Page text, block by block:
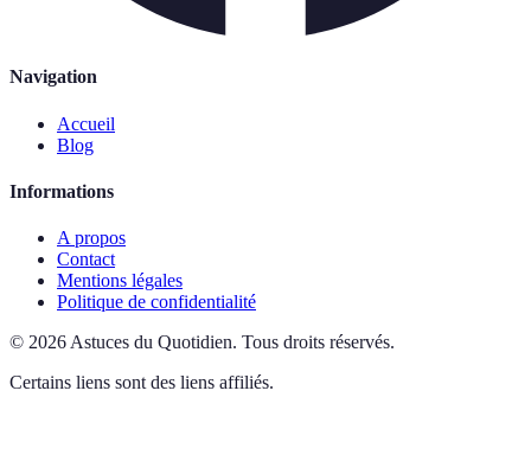
Navigation
Accueil
Blog
Informations
A propos
Contact
Mentions légales
Politique de confidentialité
© 2026 Astuces du Quotidien. Tous droits réservés.
Certains liens sont des liens affiliés.